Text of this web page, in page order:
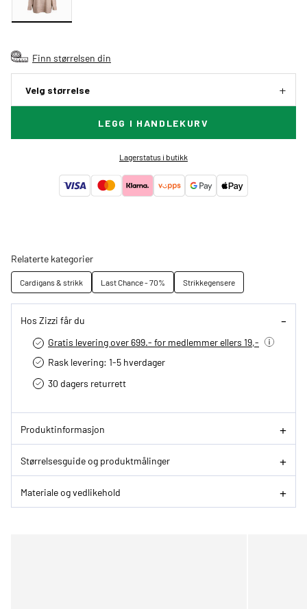
Finn størrelsen din
Velg størrelse
LEGG I HANDLEKURV
Lagerstatus i butikk
Relaterte kategorier
Cardigans & strikk Last Chance - 70% Strikkegensere
Hos Zizzi får du
Gratis levering over 699.- for medlemmer ellers 19,-
Rask levering: 1-5 hverdager
30 dagers returrett
Produktinformasjon
Størrelsesguide og produktmålinger
Materiale og vedlikehold